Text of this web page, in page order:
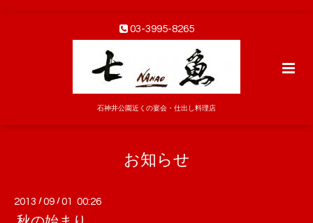
03-3995-8265
石神井公園近くの宴会・仕出し料理店
お知らせ
2013 /09 /01 00:26